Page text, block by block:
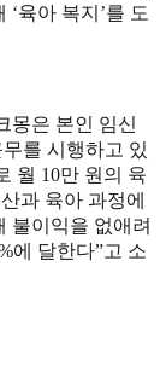
육아 복지’를 도
몽은 본인 임신
를 시행하고 있
월 10만 원의 육
과 육아 과정에
불이익을 없애려
에 달한다”고 소